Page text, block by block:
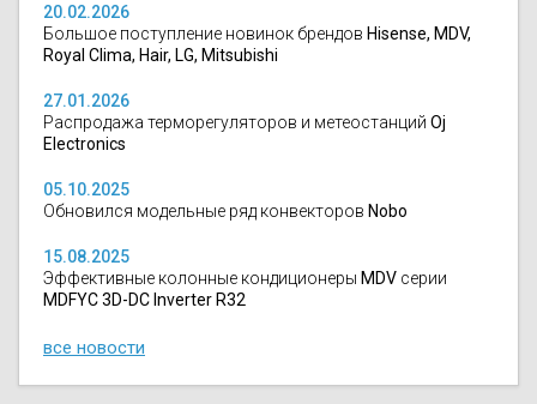
20.02.2026
Большое поступление новинок брендов Hisense, MDV,
Royal Clima, Hair, LG, Mitsubishi
27.01.2026
Распродажа терморегуляторов и метеостанций Oj
Electronics
05.10.2025
Обновился модельные ряд конвекторов Nobo
15.08.2025
Эффективные колонные кондиционеры MDV серии
MDFYC 3D-DC Inverter R32
все новости